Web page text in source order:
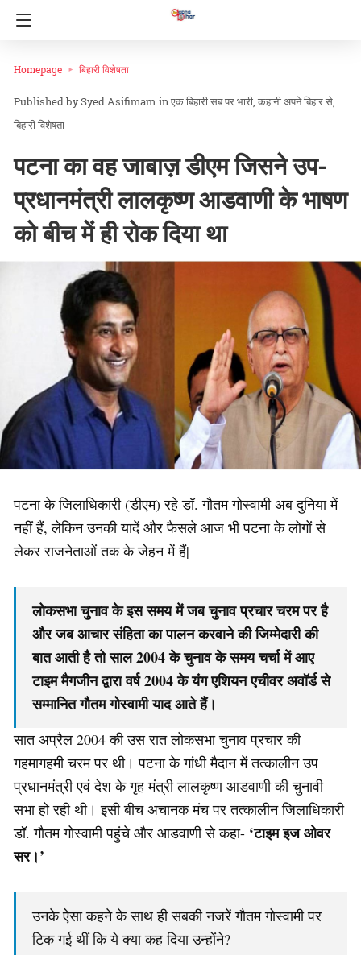
Homepage बिहारी विशेषता
Syed Asifimam inएक बिहारी सब पर भारी कहानी अपने बिहार से
बिहारी विशेषता
पटना का वह जाबाज़ डीएम जिसने उप-
प्रधानमंत्री लालकृष्ण आडवाणी के भाषण
को बीच में ही रोक दिया था
पटना के जिलाधिकारी (डीएम) रहे डॉ. गौतम गोस्वामी अब दुनिया में
नहीं हैं, लेकिन उनकी यादें और फैसले आज भी पटना के लोगों से
लेकर राजनेताओं तक के जेहन में हैं|
लोकसभा चुनाव के इस समय में जब चुनाव प्रचार चरम पर है
और जब आचार संहिता का पालन करवाने की जिम्मेदारी की
बात आती है तो साल 2004 के चुनाव के समय चर्चा में आए
टाइम मैगजीन द्वारा वर्ष 2004 के यंग एशियन एचीवर अवॉर्ड से
सम्मानित गौतम गोस्वामी याद आते हैं।
सात अप्रैल 2004 की उस रात लोकसभा चुनाव प्रचार की
गहमागहमी चरम पर थी। पटना के गांधी मैदान में तत्कालीन उप
प्रधानमंत्री एवं देश के गृह मंत्री लालकृष्ण आडवाणी की चुनावी
सभा हाे रही थी। इसी बीच अचानक मंच पर तत्कालीन जिलाधिकारी
डॉ. गौतम गोस्वामी पहुंचे और आडवाणी से कहा- ‘टाइम इज ओवर
सर।’
उनके ऐसा कहने के साथ ही सबकी नजरें गौतम गोस्वामी पर
टिक गई थीं कि ये क्या कह दिया उन्होंने?